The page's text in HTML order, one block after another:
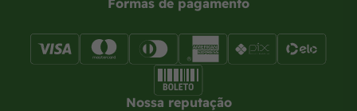
Formas de pagamento
Nossa reputação